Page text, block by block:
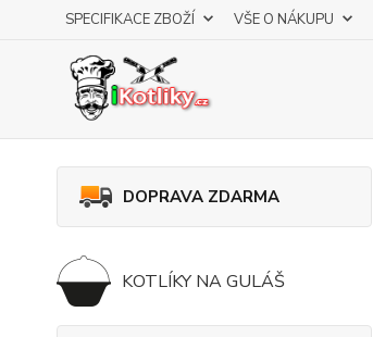
SPECIFIKACE ZBOŽÍ VŠE O NÁKUPU
DOPRAVA ZDARMA
KOTLÍKY NA GULÁŠ